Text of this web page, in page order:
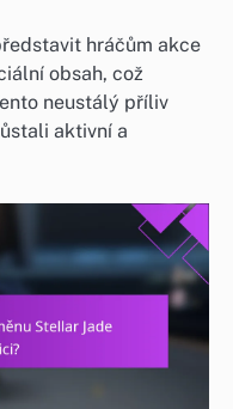
hráčům akce
obsah, což
neustálý příliv
aktivní a